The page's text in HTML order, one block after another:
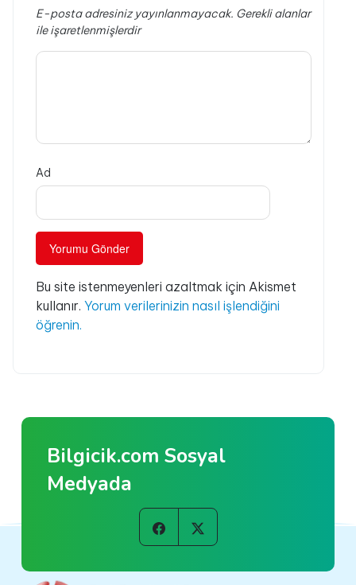
E-posta adresiniz yayınlanmayacak. Gerekli alanlar
ile işaretlenmişlerdir
Ad
Bu site istenmeyenleri azaltmak için Akismet
kullanır. Yorum verilerinizin nasıl işlendiğini
öğrenin.
Bilgicik.com Sosyal
Medyada